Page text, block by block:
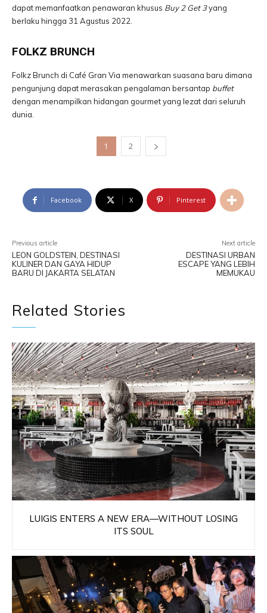
dapat memanfaatkan penawaran khusus Buy 2 Get 3yang
berlaku hingga 31 Agustus 2022.
FOLKZ BRUNCH
Folkz Brunch di Café Gran Via menawarkan suasana baru dimana
pengunjung dapat merasakan pengalaman bersantap buffet
dengan menampilkan hidangan gourmet yang lezat dari seluruh
dunia.
1 2
Facebook X Pinterest
Previous article
LEON GOLDSTEIN, DESTINASI
KULINER DAN GAYA HIDUP
BARU DI JAKARTA SELATAN
Next article
DESTINASI URBAN
ESCAPE YANG LEBIH
MEMUKAU
Related Stories
LUIGIS ENTERS A NEW ERA—WITHOUT LOSING
ITS SOUL